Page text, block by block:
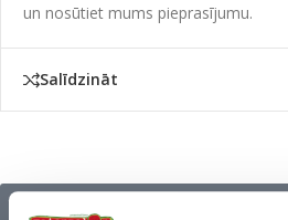
un nosūtiet mums pieprasījumu.
Salīdzināt